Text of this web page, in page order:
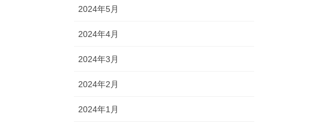
2024年5月
2024年4月
2024年3月
2024年2月
2024年1月